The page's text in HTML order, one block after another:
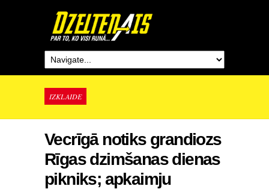
IZKLAIDE
Vecrīgā notiks grandiozs
Rīgas dzimšanas dienas
pikniks; apkaimju